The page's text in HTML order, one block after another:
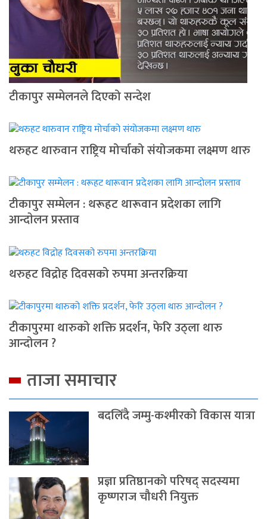
टीकापुर सम्मेलनले दिएको सन्देश
थरुहट थारुवान राष्ट्रिय मोर्चाको संयोजकमा लक्ष्मण थारु
टीकापुर सम्मेलन : थरूहट थारूवान प्रदेशका लागि
आन्दाेलन प्रस्ताव
थरुहट विद्रोह दिवसको रुपमा अन्तरक्रिया
टीकापुरमा थारुको शक्ति प्रदर्शन, फेरि उठ्ला थारु
आन्दोलन ?
ताजा समाचार
बदलिँदै जम्मु-कश्मीरको विकास यात्रा
प्रज्ञा प्रतिष्ठानको परिषद् सदस्यमा
कृष्णराज चौधरी नियुक्त